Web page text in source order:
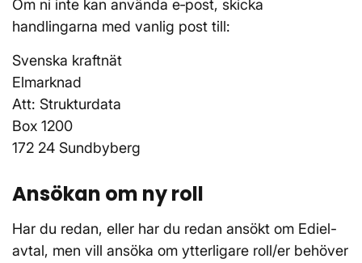
Om ni inte kan använda e‑post, skicka
handlingarna med vanlig post till:
Svenska kraftnät
Elmarknad
Att: Strukturdata
Box 1200
172 24 Sundbyberg
Ansökan om ny roll
Har du redan, eller har du redan ansökt om Ediel-
avtal, men vill ansöka om ytterligare roll/er behöver